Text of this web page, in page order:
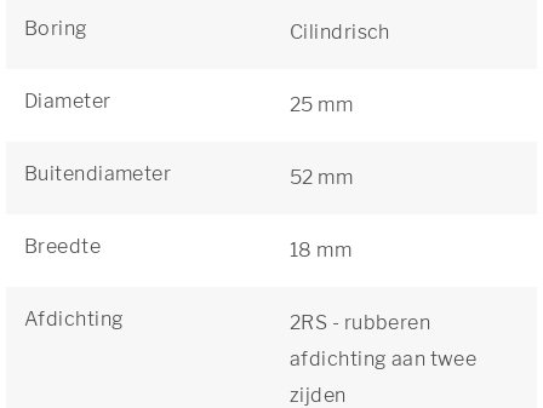
Boring Cilindrisch
Diameter 25 mm
Buitendiameter 52 mm
Breedte 18 mm
Afdichting
2RS - rubberen
afdichting aan twee
zijden